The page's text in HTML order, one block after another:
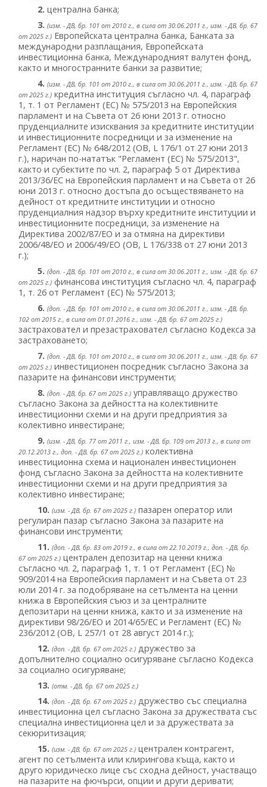
2. централна банка;
3. (изм. - ДВ, бр. 101 от 2010 г., в сила от 30.06.2011 г., изм. - ДВ, бр. 67
от 2025 г.) Европейската централна банка, Банката за
международни разплащания, Европейската
инвестиционна банка, Международният валутен фонд,
както и многостранните банки за развитие;
4. (изм. - ДВ, бр. 101 от 2010 г., в сила от 30.06.2011 г., изм. - ДВ, бр. 67
от 2025 г.) кредитна институция съгласно чл. 4, параграф
1, т. 1 от Регламент (ЕС) № 575/2013 на Европейския
парламент и на Съвета от 26 юни 2013 г. относно
пруденциалните изисквания за кредитните институции
и инвестиционните посредници и за изменение на
Регламент (ЕС) № 648/2012 (ОВ, L 176/1 от 27 юни 2013
г.), наричан по-нататък "Регламент (ЕС) № 575/2013",
както и субектите по чл. 2, параграф 5 от Директива
2013/36/ЕС на Европейския парламент и на Съвета от 26
юни 2013 г. относно достъпа до осъществяването на
дейност от кредитните институции и относно
пруденциалния надзор върху кредитните институции и
инвестиционните посредници, за изменение на
Директива 2002/87/ЕО и за отмяна на директиви
2006/48/ЕО и 2006/49/ЕО (OB, L 176/338 от 27 юни 2013
г.);
5. (доп. - ДВ, бр. 101 от 2010 г., в сила от 30.06.2011 г., изм. - ДВ, бр. 67
от 2025 г.) финансова институция съгласно чл. 4, параграф
1, т. 26 от Регламент (ЕС) № 575/2013;
6. (доп. - ДВ, бр. 101 от 2010 г., в сила от 30.06.2011 г., изм. - ДВ, бр.
102 от 2015 г., в сила от 01.01.2016 г., изм. - ДВ, бр. 67 от 2025 г.)
застраховател и презастраховател съгласно Кодекса за
застраховането;
7. (доп. - ДВ, бр. 101 от 2010 г., в сила от 30.06.2011 г., изм. - ДВ, бр. 67
от 2025 г.) инвестиционен посредник съгласно Закона за
пазарите на финансови инструменти;
8. (доп. - ДВ, бр. 67 от 2025 г.) управляващо дружество
съгласно Закона за дейността на колективните
инвестиционни схеми и на други предприятия за
колективно инвестиране;
9. (изм. - ДВ, бр. 77 от 2011 г., изм. - ДВ, бр. 109 от 2013 г., в сила от
20.12.2013 г., доп. - ДВ, бр. 67 от 2025 г.) колективна
инвестиционна схема и национален инвестиционен
фонд съгласно Закона за дейността на колективните
инвестиционни схеми и на други предприятия за
колективно инвестиране;
10. (изм. - ДВ, бр. 67 от 2025 г.) пазарен оператор или
регулиран пазар съгласно Закона за пазарите на
финансови инструменти;
11. (доп. - ДВ, бр. 83 от 2019 г., в сила от 22.10.2019 г., доп. - ДВ, бр.
67 от 2025 г.) централен депозитар на ценни книжа
съгласно чл. 2, параграф 1, т. 1 от Регламент (ЕС) №
909/2014 на Европейския парламент и на Съвета от 23
юли 2014 г. за подобряване на сетълмента на ценни
книжа в Европейския съюз и за централните
депозитари на ценни книжа, както и за изменение на
директиви 98/26/ЕО и 2014/65/ЕС и Регламент (ЕС) №
236/2012 (ОВ, L 257/1 от 28 август 2014 г.);
12. (доп. - ДВ, бр. 67 от 2025 г.) дружество за
допълнително социално осигуряване съгласно Кодекса
за социално осигуряване;
13. (отм. - ДВ, бр. 67 от 2025 г.)
14. (доп. - ДВ, бр. 67 от 2025 г.) дружество със специална
инвестиционна цел съгласно Закона за дружествата със
специална инвестиционна цел и за дружествата за
секюритизация;
15. (изм. - ДВ, бр. 67 от 2025 г.) централен контрагент,
агент по сетълмента или клирингова къща, както и
друго юридическо лице със сходна дейност, участващо
на пазарите на фючърси, опции и други деривати;